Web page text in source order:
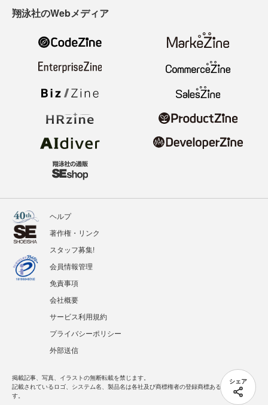
シェア
翔泳社のWebメディア
ヘルプ
著作権・リンク
スタッフ募集!
会員情報管理
免責事項
会社概要
サービス利用規約
プライバシーポリシー
外部送信
掲載記事、写真、イラストの無断転載を禁じます。
記載されているロゴ、システム名、製品名は各社及び商標権者の登録商標あるいは商標で
す。